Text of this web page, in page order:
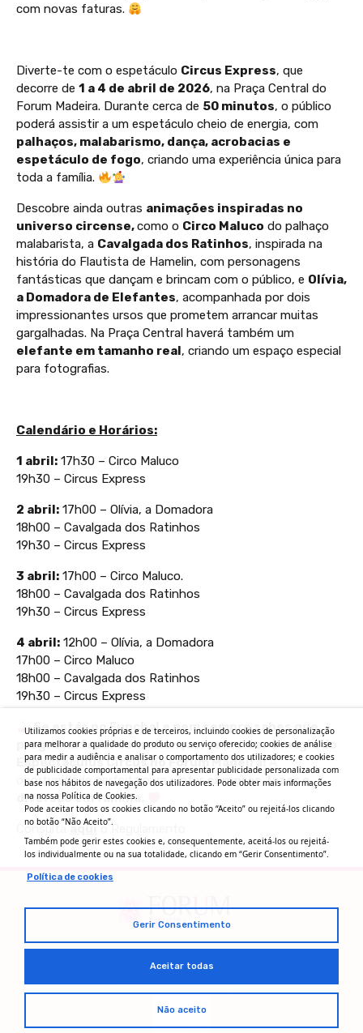
com novas faturas.
Diverte-te com o espetáculo Circus Express, que
decorre de 1 a 4 de abril de 2026, na Praça Central do
Forum Madeira. Durante cerca de 50 minutos, o público
poderá assistir a um espetáculo cheio de energia, com
palhaços, malabarismo, dança, acrobacias e
espetáculo de fogo, criando uma experiência única para
toda a família.
Descobre ainda outras animações inspiradas no
universo circense,como o Circo Maluco do palhaço
malabarista, a Cavalgada dos Ratinhos, inspirada na
história do Flautista de Hamelin, com personagens
fantásticas que dançam e brincam com o público, e Olívia,
a Domadora de Elefantes, acompanhada por dois
impressionantes ursos que prometem arrancar muitas
gargalhadas. Na Praça Central haverá também um
elefante em tamanho real , criando um espaço especial
para fotografias.
Calendário e Horários:
1 abril: 17h30 – Circo Maluco
19h30 – Circus Express
2 abril: 17h00 – Olívia, a Domadora
18h00 – Cavalgada dos Ratinhos
19h30 – Circus Express
3 abril: 17h00 – Circo Maluco.
18h00 – Cavalgada dos Ratinhos
19h30 – Circus Express
4 abril: 12h00 – Olívia, a Domadora
17h00 – Circo Maluco
18h00 – Cavalgada dos Ratinhos
19h30 – Circus Express
Se estás no Funchal e nem sempre sabes que
programa fazer com crianças, vem viver a magia do
Espectaculus Circus no Forum Madeira!A
oportunidade perfeita para juntarcompras, lazer e
diversão em família.
Consultaaquio Regulamento
Utilizamos cookies próprias e de terceiros, incluindo cookies de personalização
para melhorar a qualidade do produto ou serviço oferecido; cookies de análise
para medir a audiência e analisar o comportamento dos utilizadores; e cookies
de publicidade comportamental para apresentar publicidade personalizada com
base nos hábitos de navegação dos utilizadores. Pode obter mais informações
na nossa Política de Cookies.
Pode aceitar todos os cookies clicando no botão “Aceito” ou rejeitá-los clicando
no botão “Não Aceito”.
Também pode gerir estes cookies e, consequentemente, aceitá-los ou rejeitá-
los individualmente ou na sua totalidade, clicando em “Gerir Consentimento”.
Política de cookies
Gerir Consentimento
Aceitar todas
Não aceito